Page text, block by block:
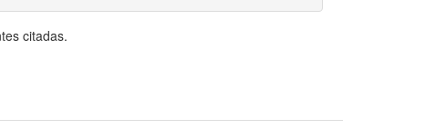
citadas.